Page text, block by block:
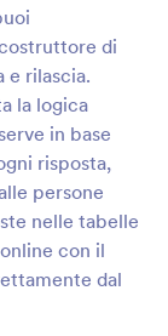
di
e rilascia.
la logica
in base
risposta,
persone
nelle tabelle
con il
dal
per
Lista di
utile a